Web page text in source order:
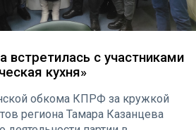
встретилась с участниками
кухня»
обкома КПРФ за кружкой
региона Тамара Казанцева